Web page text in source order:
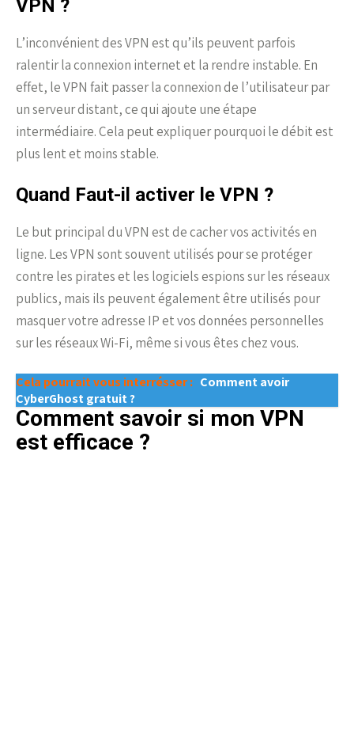
VPN ?
L’inconvénient des VPN est qu’ils peuvent parfois
ralentir la connexion internet et la rendre instable. En
effet, le VPN fait passer la connexion de l’utilisateur par
un serveur distant, ce qui ajoute une étape
intermédiaire. Cela peut expliquer pourquoi le débit est
plus lent et moins stable.
Quand Faut-il activer le VPN ?
Le but principal du VPN est de cacher vos activités en
ligne. Les VPN sont souvent utilisés pour se protéger
contre les pirates et les logiciels espions sur les réseaux
publics, mais ils peuvent également être utilisés pour
masquer votre adresse IP et vos données personnelles
sur les réseaux Wi-Fi, même si vous êtes chez vous.
Cela pourrait vous interrésser : Comment avoir
CyberGhost gratuit ?
Comment savoir si mon VPN
est efficace ?